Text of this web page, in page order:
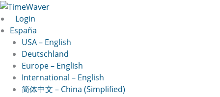
Ir
al
contenido
Login
España
USA – English
Deutschland
Europe – English
International – English
简体中文 – China (Simplified)